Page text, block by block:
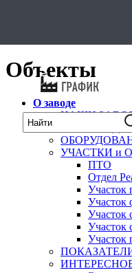
Объекты
О заводе
НАШИ
УЧАСТКИ и
ПТО
Отдел
Участок
Участок
Участок
Участок
Участок